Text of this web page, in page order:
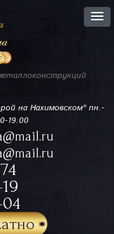
на Нахимовском"пн.-
19.00